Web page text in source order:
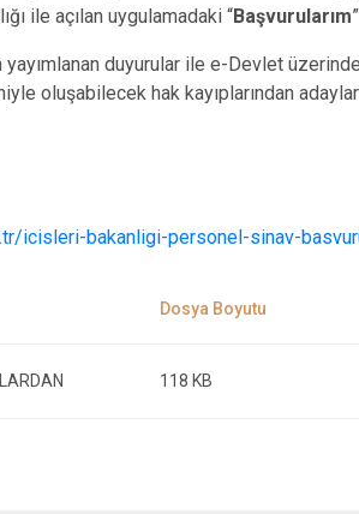
ile açılan uygulamadaki “Başvurularım
yayımlanan duyurular ile e-Devlet
oluşabilecek hak kayıplarından
icisleri-bakanligi-personel-sinav-
118 KB